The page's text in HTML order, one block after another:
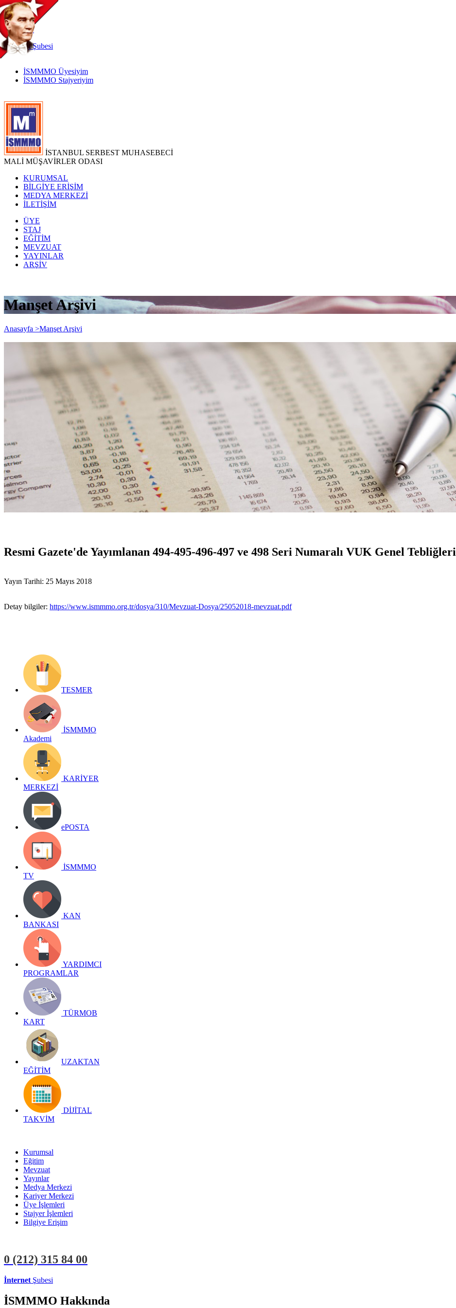
TR
|
EN
İnternetŞubesi
İSMMMO Üyesiyim
İSMMMO Stajyeriyim
İSTANBUL SERBEST MUHASEBECİ
MALİ MÜŞAVİRLER ODASI
KURUMSAL
BİLGİYE ERİŞİM
MEDYA MERKEZİ
İLETİŞİM
ÜYE
STAJ
EĞİTİM
MEVZUAT
YAYINLAR
ARŞİV
Manşet Arşivi
Anasayfa >Manşet Arşivi
Resmi Gazete'de Yayımlanan 494-495-496-497 ve 498 Seri Numaralı VUK Genel Tebliğleri
Yayın Tarihi: 25 Mayıs 2018
Detay bilgiler: https://www.ismmmo.org.tr/dosya/310/Mevzuat-Dosya/25052018-mevzuat.pdf
TESMER
İSMMMO
Akademi
KARİYER
MERKEZİ
ePOSTA
İSMMMO
TV
KAN
BANKASI
YARDIMCI
PROGRAMLAR
TÜRMOB
KART
UZAKTAN
EĞİTİM
DİJİTAL
TAKVİM
Kurumsal
Eğitim
Mevzuat
Yayınlar
Medya Merkezi
Kariyer Merkezi
Üye İşlemleri
Stajyer İşlemleri
Bilgiye Erişim
0 (212) 315 84 00
İnternet Şubesi
İSMMMO Hakkında